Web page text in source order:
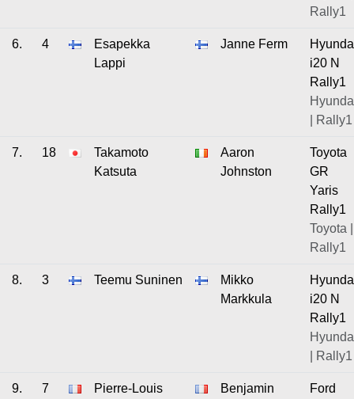
Rally1
6. 4
Esapekka
Lappi
Janne Ferm
i20 N
Rally1
| Rally1
7. 18
Takamoto
Katsuta
Aaron
Johnston
Toyota
GR
Yaris
Rally1
Toyota |
Rally1
8. 3 Teemu Suninen
Mikko
Markkula
i20 N
Rally1
| Rally1
9. 7
Pierre-Louis
Benjamin
Ford